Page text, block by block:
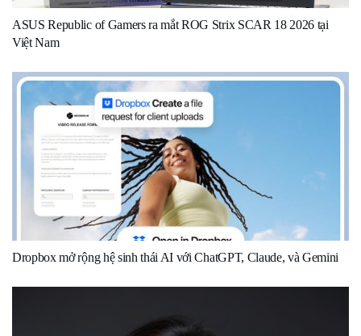
ASUS Republic of Gamers ra mắt ROG Strix SCAR 18 2026 tại
Việt Nam
Dropbox mở rộng hệ sinh thái AI với ChatGPT, Claude, và Gemini